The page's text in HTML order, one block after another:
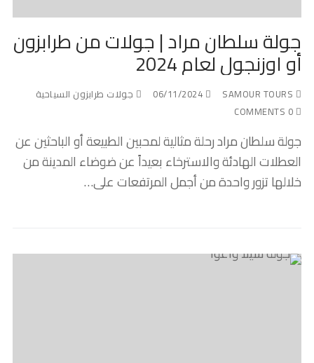
جولة سلطان مراد | جولات من طرابزون
أو اوزنجول لعام 2024
06/11/2024
جولات طرابزون السياحية
جولة سلطان مراد رحلة مثالية لمحبين الطبيعة أو الباحثين عن
العطلات الهادئة والاسترخاء بعيداً عن ضوضاء المدينة من
خلالها تزور واحدة من أجمل المرتفعات على…